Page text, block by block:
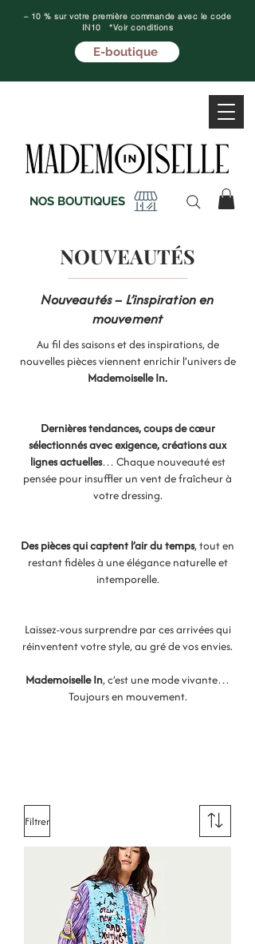
– 10 % sur votre première commande avec le code
IN10 *Voir conditions
E-boutique
NOS BOUTIQUES
NOUVEAUTÉS
Nouveautés – L’inspiration en
mouvement
Au fil des saisons et des inspirations, de
nouvelles pièces viennent enrichir l’univers de
Mademoiselle In.
Dernières tendances, coups de cœur
sélectionnés avec exigence, créations aux
lignes actuelles… Chaque nouveauté est
pensée pour insuffler un vent de fraîcheur à
votre dressing.
Des pièces qui captent l’air du temps, tout en
restant fidèles à une élégance naturelle et
intemporelle.
Laissez-vous surprendre par ces arrivées qui
réinventent votre style, au gré de vos envies.
Mademoiselle In, c’est une mode vivante…
Toujours en mouvement.
Filtrer